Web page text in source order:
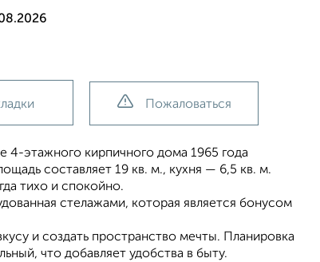
Пожаловаться
4-этажного кирпичного дома 1965 года
составляет 19 кв. м., кухня — 6,5 кв. м.
тихо и спокойно.
стелажами, которая является бонусом
и создать пространство мечты. Планировка
что добавляет удобства в быту.